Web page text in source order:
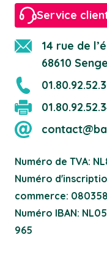
Service
14 rue de
68610
Numéro de TVA:
Numéro
commerce:
Numéro IBAN:
965